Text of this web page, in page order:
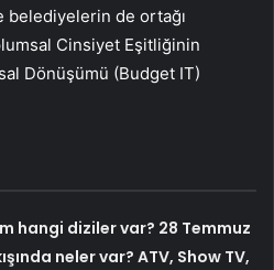
belediyelerin de ortağı
Cinsiyet Eşitliğinin
Dönüşümü (Budget IT)
hangi diziler var? 28 Temmuz
neler var? ATV, Show TV,